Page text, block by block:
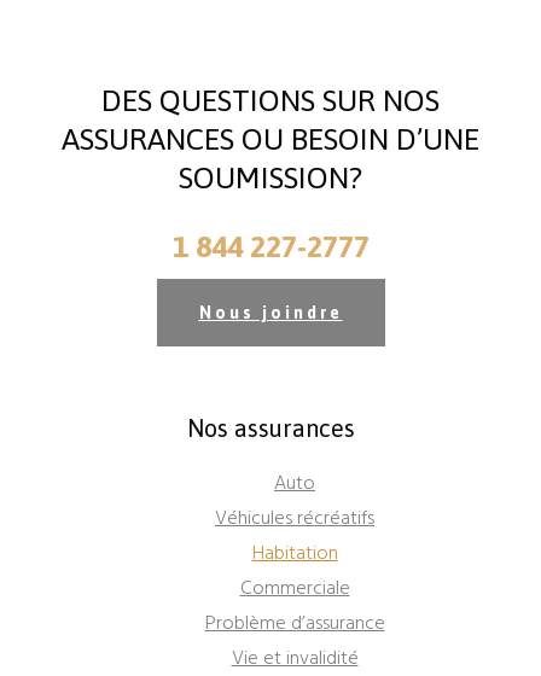
DES QUESTIONS SUR NOS
ASSURANCES OU BESOIN D’UNE
SOUMISSION?
1 844 227-2777
Nous joindre
Nos assurances
Auto
Véhicules récréatifs
Habitation
Commerciale
Problème d’assurance
Vie et invalidité